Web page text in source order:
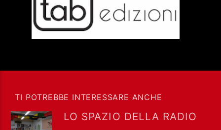
TI POTREBBE INTERESSARE ANCHE
LO SPAZIO DELLA RADIO